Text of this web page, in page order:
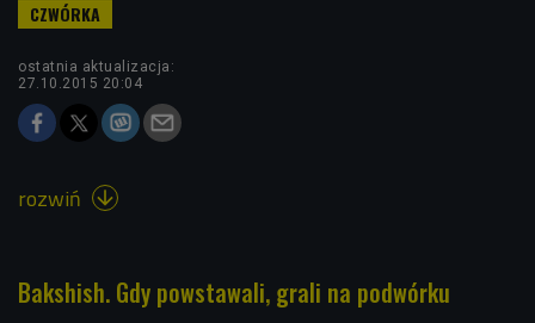
ostatnia aktualizacja:
27.10.2015 20:04
rozwiń 
Bakshish. Gdy powstawali, grali na podwórku